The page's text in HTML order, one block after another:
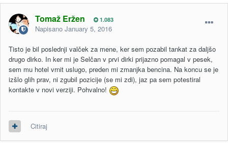
Tomaž Eržen 1.083
Napisano January 5, 2016
Tisto je bil poslednji valček za mene, ker sem pozabil tankat za daljšo
drugo dirko. In ker mi je Selčan v prvi dirki prijazno pomagal v pesek,
sem mu hotel vrnit uslugo, preden mi zmanjka bencina. Na koncu se je
izšlo glih prav, ni zgubil pozicije (se mi zdi), jaz pa sem potestiral
kontakte v novi verziji. Pohvalno!
Citiraj